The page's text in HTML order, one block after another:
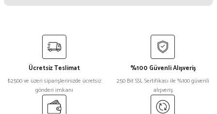
Yorum Yaz
yetersiz gördüğünüz noktaları öneri formunu kullanarak tarafımıza
Görüş ve önerileriniz için teşekkür ederiz.
Ürün resmi kalitesiz, bozuk veya görüntülenemiyor.
Ürün açıklamasında eksik bilgiler bulunuyor.
Ürün bilgilerinde hatalar bulunuyor.
Ücretsiz Teslimat
₺2500 ve üzeri siparişlerinizde ücretsiz
gönderi imkanı
%100 Güvenli Alışveriş
250 Bit SSL Sertifikası ile %100 güvenli
alışveriş